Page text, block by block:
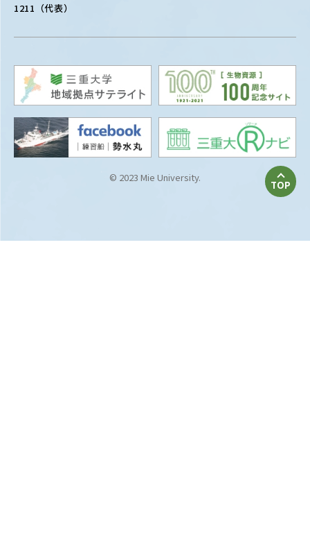
1211（代表）
© 2023 Mie University.
TOP